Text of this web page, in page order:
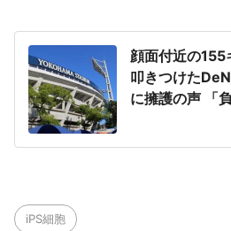
顔面付近の155
叩きつけた
に擁護の声 「
iPS細胞